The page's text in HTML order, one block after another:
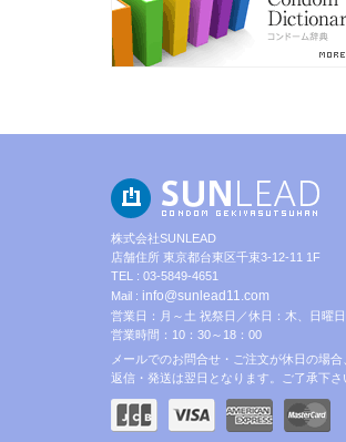
株式会社SUNLEAD
店舗住所 東京都台東区千束3-12-11 1F
TEL : 03-5849-4651
Mail : info@sunlead11.com
営業日：月～土 祝祭日／休日：木、日曜日
営業時間：10：30～18：00
メールでのお問合せ・ご注文が休日の場合
返信・発送は翌日となります。ご了承下さ